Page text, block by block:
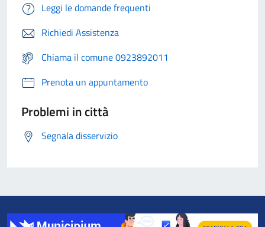
Leggi le domande frequenti
Richiedi Assistenza
Chiama il comune 0923892011
Prenota un appuntamento
Problemi in città
Segnala disservizio